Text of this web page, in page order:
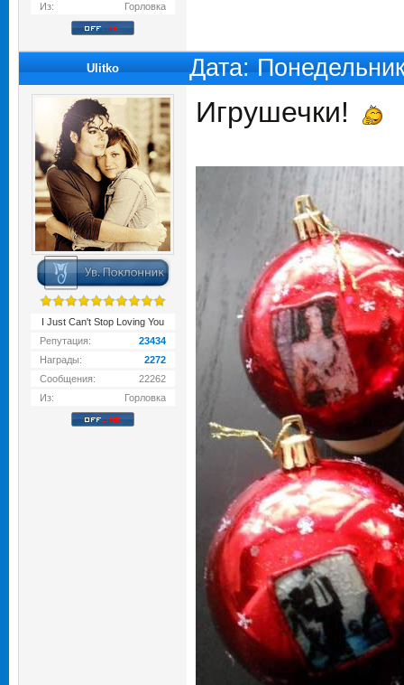
Из:
Горловка
Ulitko Дата:
I Just Can't Stop Loving You
Репутация:
23434
Награды:
2272
Сообщения:
22262
Из:
Горловка
Игрушечки!